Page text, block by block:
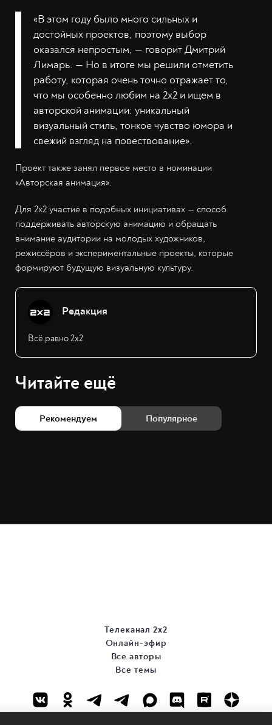
«В этом году было много сильных и
достойных проектов, поэтому выбор
оказался непростым, — говорит Дмитрий
Лимарь. — Но в итоге мы решили отметить
работу, которая очень точно отражает то,
что мы особенно любим на 2х2 и ищем в
авторской анимации: уникальный
визуальный стиль, тонкое чувство юмора и
свежий взгляд на повествование».
Проект также занял первое место в номинации
«Авторская анимация».
Для 2х2 участие в подобных инициативах — способ
поддерживать авторскую анимацию и обращать
внимание аудитории на молодых художников,
режиссёров и экспериментальные проекты, которые
формируют будущую визуальную культуру.
Редакция
Всё равно 2х2
Читайте ещё
Рекомендуем Популярное
Телеканал 2х2
Онлайн-эфир
Все авторы
Все темы